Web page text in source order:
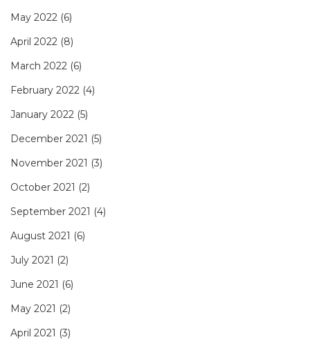
May 2022 (6)
April 2022 (8)
March 2022 (6)
February 2022 (4)
January 2022 (5)
December 2021 (5)
November 2021 (3)
October 2021 (2)
September 2021 (4)
August 2021 (6)
July 2021 (2)
June 2021 (6)
May 2021 (2)
April 2021 (3)